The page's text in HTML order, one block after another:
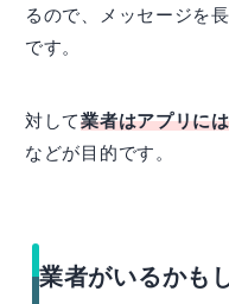
るので、メッセージを
です。
対して業者はアプリに
などが目的です。
業者がいるかも